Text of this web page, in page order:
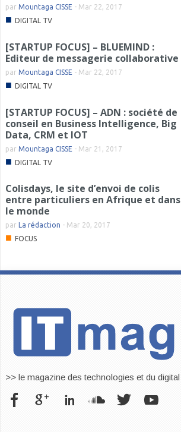
par Mountaga CISSE - Mar 22, 2017
■ DIGITAL TV
[STARTUP FOCUS] – BLUEMIND :
Editeur de messagerie collaborative
par Mountaga CISSE - Mar 22, 2017
■ DIGITAL TV
[STARTUP FOCUS] – ADN : société de
conseil en Business Intelligence, Big
Data, CRM et IOT
par Mountaga CISSE - Mar 21, 2017
■ DIGITAL TV
Colisdays, le site d’envoi de colis
entre particuliers en Afrique et dans
le monde
par La rédaction - Mar 20, 2017
■ FOCUS
>> le magazine des technologies et du digital